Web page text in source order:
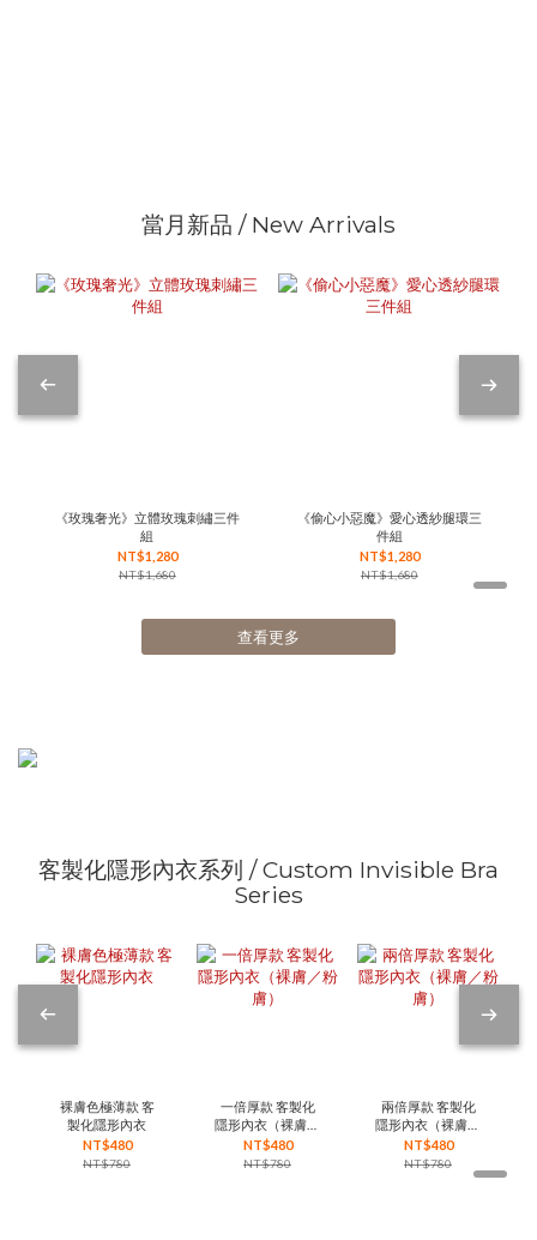
當月新品 / New Arrivals
《玫瑰奢光》立體玫瑰刺繡三件
組
NT$1,280
NT$1,680
《偷心小惡魔》愛心透紗腿環三
件組
NT$1,280
NT$1,680
查看更多
客製化隱形內衣系列 / Custom Invisible Bra
Series
裸膚色極薄款 客
製化隱形內衣
NT$480
NT$780
一倍厚款 客製化
隱形內衣（裸膚／
粉膚）
NT$480
NT$780
兩倍厚款 客製化
隱形內衣（裸膚／
粉膚）
NT$480
NT$780